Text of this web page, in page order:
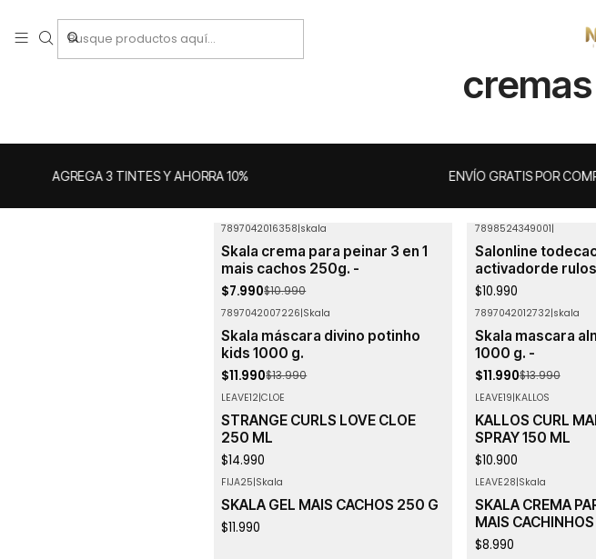
AGREGA 3 TINTES Y AHORRA 10% ENVÍO GRATIS POR
7897042016358|skala
Skala crema para peinar 3 en 1
mais cachos 250g. -
$7.990$10.990
7898524349001|
Salonline
activadorde
$10.990
7897042007226|Skala
Skala máscara divino potinho
kids 1000 g.
$11.990$13.990
7897042012732|skala
Skala mascara
1000 g. -
$11.990$13.990
LEAVE12|CLOE
STRANGE CURLS LOVE CLOE
250 ML
$14.990
LEAVE19|KALLOS
KALLOS CURL
SPRAY 150 ML
$10.900
FIJA25|Skala
SKALA GEL MAIS CACHOS 250 G
$11.990
LEAVE28|Skala
SKALA CREMA
MAIS
$8.990